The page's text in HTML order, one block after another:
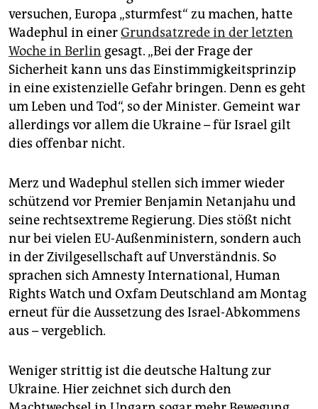
versuchen, Europa „sturmfest“ zu machen, hatte
Wadephul in einerGrundsatzrede in der letzten
Woche in Berlin gesagt. „Bei der Frage der
Sicherheit kann uns das Einstimmigkeitsprinzip
in eine existenzielle Gefahr bringen. Denn es geht
um Leben und Tod“, so der Minister. Gemeint war
allerdings vor allem die Ukraine – für Israel gilt
dies offenbar nicht.
Merz und Wadephul stellen sich immer wieder
schützend vor Premier Benjamin Netanjahu und
seine rechtsextreme Regierung. Dies stößt nicht
nur bei vielen EU-Außenministern, sondern auch
in der Zivilgesellschaft auf Unverständnis. So
sprachen sich Amnesty International, Human
Rights Watch und Oxfam Deutschland am Montag
erneut für die Aussetzung des Israel-Abkommens
aus – vergeblich.
Weniger strittig ist die deutsche Haltung zur
Ukraine. Hier zeichnet sich durch den